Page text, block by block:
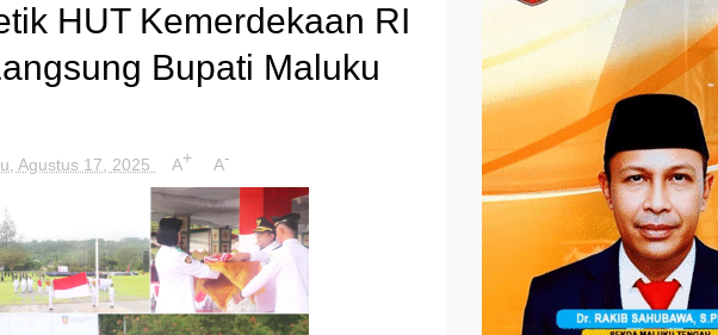
HUT Kemerdekaan RI
Bupati Maluku
Agustus 17, 2025 A+ A-